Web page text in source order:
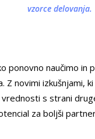
vzorce delovanja.
ponovno naučimo in
Z novimi izkušnjami,
s strani
za boljši